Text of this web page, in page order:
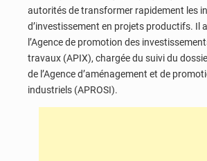
autorités de transformer rapidement les
d’investissement en projets productifs. Il
l’Agence de promotion des
travaux (APIX), chargée du suivi du
de l’Agence d’aménagement et de
industriels (APROSI).